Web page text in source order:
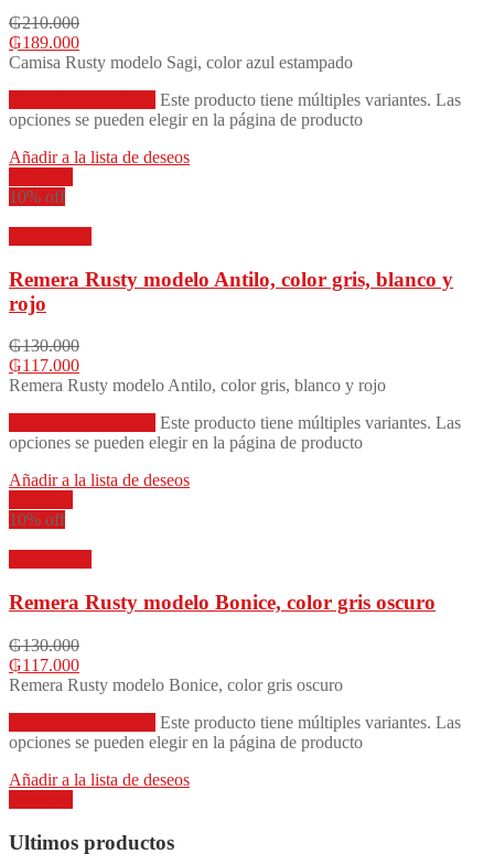
₲210.000
₲189.000
Camisa Rusty modelo Sagi, color azul estampado
Este producto tiene múltiples variantes. Las
opciones se pueden elegir en la página de producto
Añadir a la lista de deseos
10% off
Remera Rusty modelo Antilo, color gris, blanco y
rojo
₲130.000
₲117.000
Remera Rusty modelo Antilo, color gris, blanco y rojo
Este producto tiene múltiples variantes. Las
opciones se pueden elegir en la página de producto
Añadir a la lista de deseos
10% off
Remera Rusty modelo Bonice, color gris oscuro
₲130.000
₲117.000
Remera Rusty modelo Bonice, color gris oscuro
Este producto tiene múltiples variantes. Las
opciones se pueden elegir en la página de producto
Añadir a la lista de deseos
Ultimos productos